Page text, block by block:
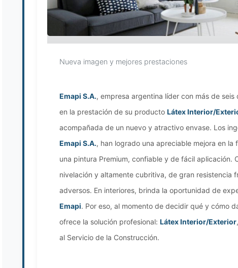
Nueva imagen y mejores prestaciones
Emapi S.A., empresa argentina líder con más de
en la prestación de su producto Látex Interior/
acompañada de un nuevo y atractivo envase. Los
Emapi S.A., han logrado una apreciable mejora en
una pintura Premium, confiable y de fácil aplicación.
nivelación y altamente cubritiva, de gran resistencia
adversos. En interiores, brinda la oportunidad de
Emapi. Por eso, al momento de decidir qué y cómo
ofrece la solución profesional: Látex Interior/Exterior
al Servicio de la Construcción.